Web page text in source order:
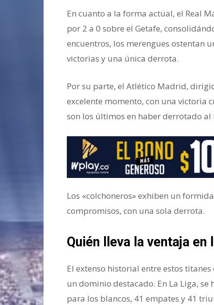
En cuanto a la forma actual, el Real
por 2 a 0 sobre el Getafe,
encuentros, los merengues ostentan
victorias y una única derrota.
Por su parte, el Atlético Madrid,
excelente momento, con una victoria
son los últimos en haber derrotado al
Los «colchoneros» exhiben un
compromisos, con una sola derrota.
Quién lleva la ventaja
El extenso historial entre estos
un dominio destacado. En La Liga, se
para los blancos, 41 empates y 41